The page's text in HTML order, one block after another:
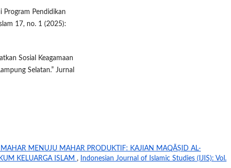
Program Pendidikan
17, no. 1 (2025):
Sosial Keagamaan
Selatan.” Jurnal
MAHAR MENUJU MAHAR PRODUKTIF: KAJIAN MAQĀṢID AL-
KELUARGA ISLAM ,
Indonesian Journal of Islamic Studies (IJIS): Vol.